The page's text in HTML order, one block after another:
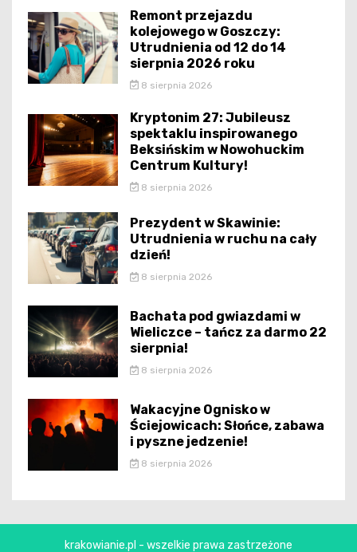
Remont przejazdu
kolejowego w Goszczy:
Utrudnienia od 12 do 14
sierpnia 2026 roku
8 sierpnia 2026
Kryptonim 27: Jubileusz
spektaklu inspirowanego
Beksińskim w Nowohuckim
Centrum Kultury!
8 sierpnia 2026
Prezydent w Skawinie:
Utrudnienia w ruchu na cały
dzień!
8 sierpnia 2026
Bachata pod gwiazdami w
Wieliczce – tańcz za darmo 22
sierpnia!
8 sierpnia 2026
Wakacyjne Ognisko w
Ściejowicach: Słońce, zabawa
i pyszne jedzenie!
8 sierpnia 2026
krakowianie.pl - wszelkie prawa zastrzeżone